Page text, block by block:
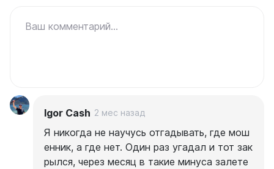
Ваш комментарий...
Igor Cash 2 мес назад
Я никогда не научусь отгадывать, где мош
енник, а где нет. Один раз угадал и тот зак
рылся, через месяц в такие минуса залете